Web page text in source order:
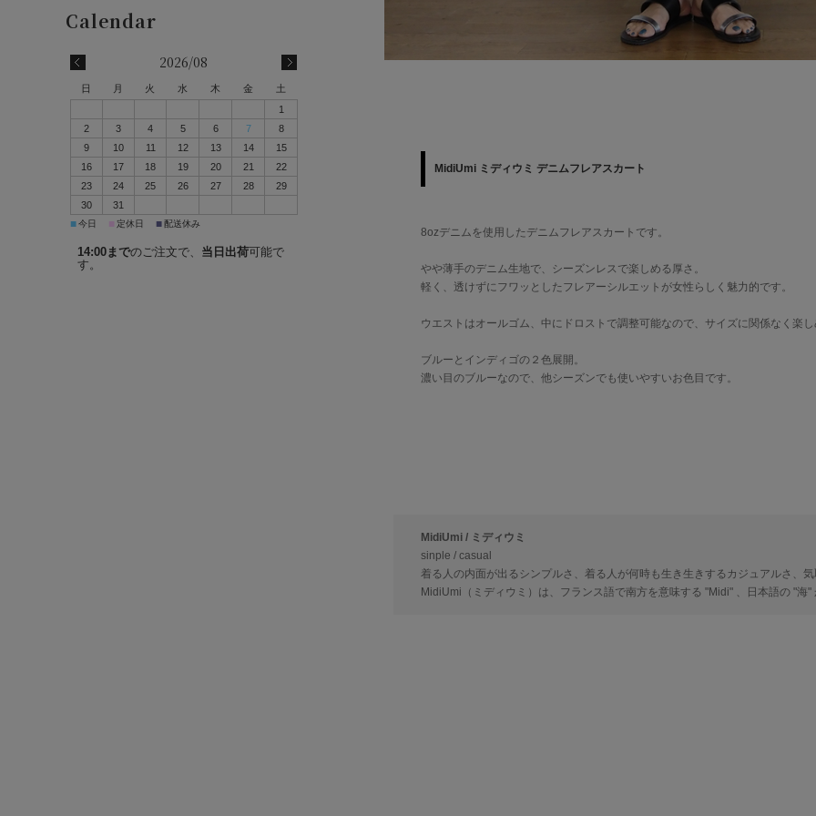
MidiUmi ミディウミ デニムフレアスカート
8ozデニムを使用したデニムフレアスカートです。
やや薄手のデニム生地で、シーズンレスで楽しめる厚さ。
軽く、透けずにフワッとしたフレアーシルエットが女性らしく魅力的です。
ウエストはオールゴム、中にドロストで調整可能なので、サイズに関係なく楽
ブルーとインディゴの２色展開。
濃い目のブルーなので、他シーズンでも使いやすいお色目です。
MidiUmi / ミディウミ
sinple / casual
着る人の内面が出るシンプルさ、着る人が何時も生き生きするカジュアルさ、
MidiUmi（ミディウミ）は、フランス語で南方を意味する "Midi" 、日本語の "海"
2026/08
日 月 火 水 木 金
土
1
2
3 4 5 6 7
8
9
10 11 12 13 14
15
16
17 18 19 20 21
22
23
24 25 26 27 28
29
30
31
■今日 ■ 定休日 ■配送休み
14:00までのご注文で、 当日出荷可能で
す。